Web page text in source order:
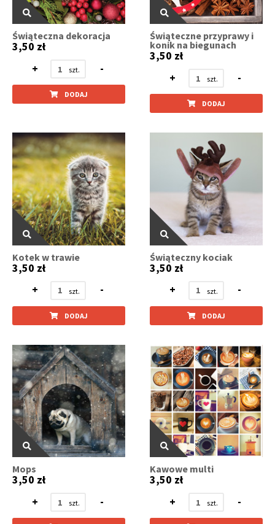
Świąteczna dekoracja
3,50 zł
+
-
DODAJ
Świąteczne przyprawy i
konik na biegunach
3,50 zł
+
-
DODAJ
Kotek w trawie
3,50 zł
+
-
DODAJ
Świąteczny kociak
3,50 zł
+
-
DODAJ
Mops
3,50 zł
+
-
Kawowe multi
3,50 zł
+
-